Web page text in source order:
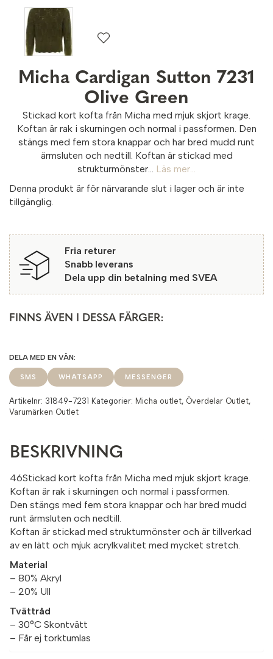
Micha Cardigan Sutton 7231
Olive Green
Stickad kort kofta från Micha med mjuk skjort krage.
Koftan är rak i skurningen och normal i passformen. Den
stängs med fem stora knappar och har bred mudd runt
ärmsluten och nedtill. Koftan är stickad med
strukturmönster...
Läs mer...
Denna produkt är för närvarande slut i lager och är inte
tillgänglig.
Fria returer
Snabb leverans
Dela upp din betalning med SVEA
FINNS ÄVEN I DESSA FÄRGER:
SMS WHATSAPP MESSENGER
Artikelnr: 31849-7231 Kategorier: Micha outlet, Överdelar Outlet,
Varumärken Outlet
BESKRIVNING
46Stickad kort kofta från Micha med mjuk skjort krage.
Koftan är rak i skurningen och normal i passformen.
Den stängs med fem stora knappar och har bred mudd
runt ärmsluten och nedtill.
Koftan är stickad med strukturmönster och är tillverkad
av en lätt och mjuk acrylkvalitet med mycket stretch.
Material
– 80% Akryl
– 20% Ull
Tvättråd
– 30°C Skontvätt
– Får ej torktumlas